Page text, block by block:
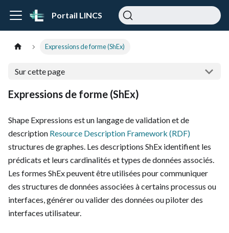
Portail LINCS
Expressions de forme (ShEx)
Sur cette page
Expressions de forme (ShEx)
Shape Expressions est un langage de validation et de
description Resource Description Framework (RDF)
structures de graphes. Les descriptions ShEx identifient les
prédicats et leurs cardinalités et types de données associés.
Les formes ShEx peuvent être utilisées pour communiquer
des structures de données associées à certains processus ou
interfaces, générer ou valider des données ou piloter des
interfaces utilisateur.